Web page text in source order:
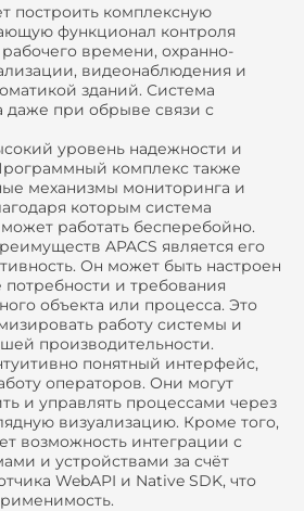
построить комплексную
функционал контроля
рабочего времени, охранно-
видеонаблюдения и
зданий. Система
даже при обрыве связи с
уровень надежности и
комплекс также
механизмы мониторинга и
которым система
работать бесперебойно.
APACS является его
Он может быть настроен
и требования
объекта или процесса. Это
работу системы и
производительности.
понятный интерфейс,
операторов. Они могут
и управлять процессами через
визуализацию. Кроме того,
возможность интеграции с
и устройствами за счёт
WebAPI и Native SDK, что